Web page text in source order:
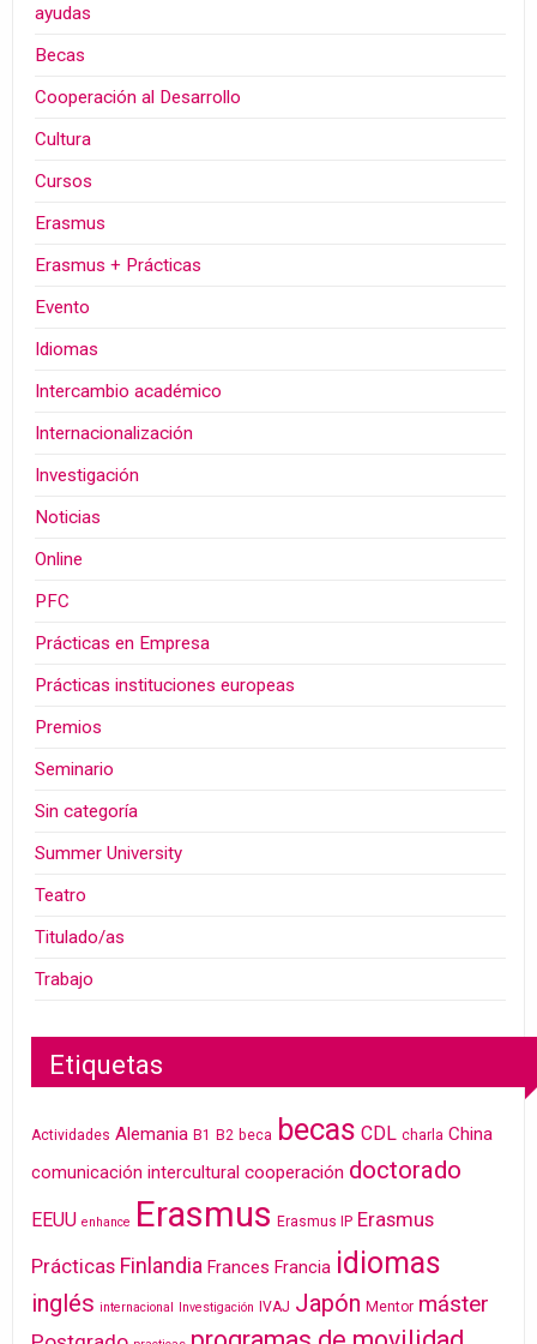
ayudas
Becas
Cooperación al Desarrollo
Cultura
Cursos
Erasmus
Erasmus + Prácticas
Evento
Idiomas
Intercambio académico
Internacionalización
Investigación
Noticias
Online
PFC
Prácticas en Empresa
Prácticas instituciones europeas
Premios
Seminario
Sin categoría
Summer University
Teatro
Titulado/as
Trabajo
Etiquetas
Actividades Alemania B1 B2 beca becas CDL charla China
comunicación intercultural cooperación doctorado
EEUU enhance Erasmus Erasmus IP Erasmus
Prácticas Finlandia Frances Francia idiomas
inglés internacional Investigación IVAJ Japón Mentor máster